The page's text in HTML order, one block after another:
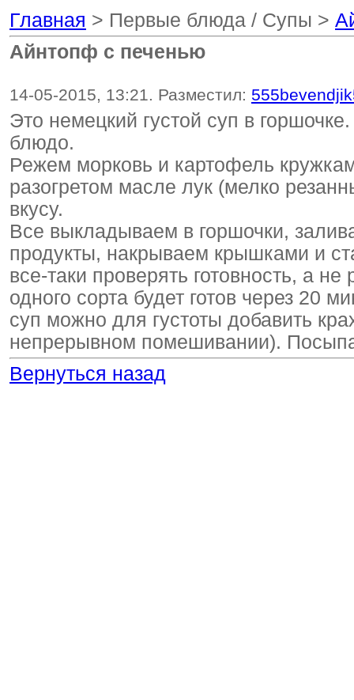
Главная > Первые блюда / Супы >
Айнтопф с печенью
14-05-2015, 13:21. Разместил:
Это немецкий густой суп в
блюдо.
Режем морковь и картофель
разогретом масле лук (мелко
вкусу.
Все выкладываем в горшочки,
продукты, накрываем крышками и
все-таки проверять готовность, а
одного сорта будет готов через 20
суп можно для густоты добавить
непрерывном помешивании).
Вернуться назад